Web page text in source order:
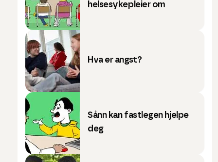
helsesykepleier om
Hva er angst?
Sånn kan fastlegen hjelpe
deg